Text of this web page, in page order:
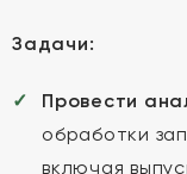
Задачи:
Провести
обработки
включая